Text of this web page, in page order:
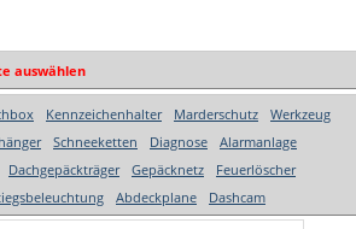
auswählen
Kennzeichenhalter Marderschutz
Werkzeug
Schneeketten Diagnose
Alarmanlage
Dachgepäckträger Gepäcknetz
Feuerlöscher
Abdeckplane Dashcam